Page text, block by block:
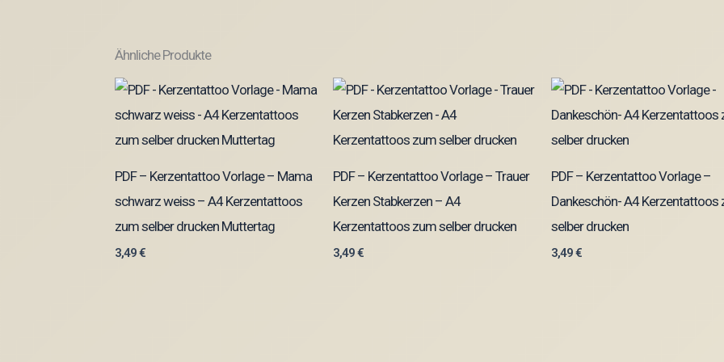
Ähnliche Produkte
PDF – Kerzentattoo Vorlage – Mama
schwarz weiss – A4 Kerzentattoos
zum selber drucken Muttertag
3,49€
PDF – Kerzentattoo Vorlage – Trauer
Kerzen Stabkerzen – A4
Kerzentattoos zum selber drucken
3,49€
PDF – Kerzentattoo Vorlage –
Dankeschön- A4 Kerzentattoos
selber drucken
3,49€